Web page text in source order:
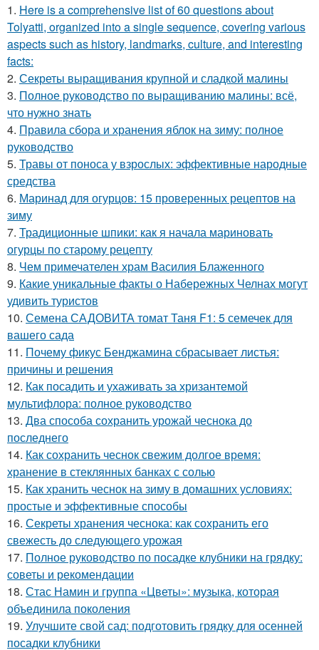
1. Here is a comprehensive list of 60 questions about
Tolyatti, organized into a single sequence, covering various
aspects such as history, landmarks, culture, and interesting
facts:
2. Секреты выращивания крупной и сладкой малины
3. Полное руководство по выращиванию малины: всё,
что нужно знать
4. Правила сбора и хранения яблок на зиму: полное
руководство
5. Травы от поноса у взрослых: эффективные народные
средства
6. Маринад для огурцов: 15 проверенных рецептов на
зиму
7. Традиционные шпики: как я начала мариновать
огурцы по старому рецепту
8. Чем примечателен храм Василия Блаженного
9. Какие уникальные факты о Набережных Челнах могут
удивить туристов
10. Семена САДОВИТА томат Таня F1: 5 семечек для
вашего сада
11. Почему фикус Бенджамина сбрасывает листья:
причины и решения
12. Как посадить и ухаживать за хризантемой
мультифлора: полное руководство
13. Два способа сохранить урожай чеснока до
последнего
14. Как сохранить чеснок свежим долгое время:
хранение в стеклянных банках с солью
15. Как хранить чеснок на зиму в домашних условиях:
простые и эффективные способы
16. Секреты хранения чеснока: как сохранить его
свежесть до следующего урожая
17. Полное руководство по посадке клубники на грядку:
советы и рекомендации
18. Стас Намин и группа «Цветы»: музыка, которая
объединила поколения
19. Улучшите свой сад: подготовить грядку для осенней
посадки клубники